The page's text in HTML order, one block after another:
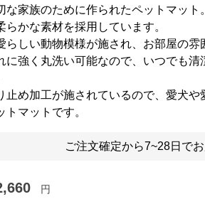
な家族のために作られたペットマット
らかな素材を採用しています。
らしい動物模様が施され、お部屋の雰
に強く丸洗い可能なので、いつでも清
止め加工が施されているので、愛犬や
トマットです。
ご注文確定から7~28日で
円